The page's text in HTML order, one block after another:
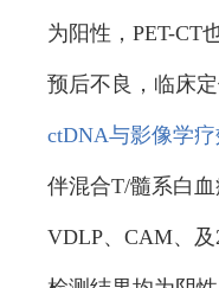
为阳性，PET-CT
预后不良，临床
ctDNA与影像学
伴混合T/髓系白
VDLP、CAM、